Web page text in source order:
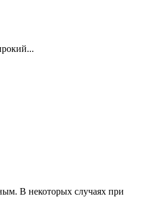
В некоторых случаях при